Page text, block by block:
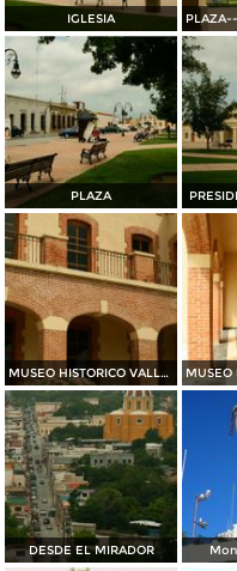
IGLESIA
PLAZA
MUSEO HISTORICO VALLE DEL PILON Y CASA DE LA CULTURA
DESDE EL MIRADOR